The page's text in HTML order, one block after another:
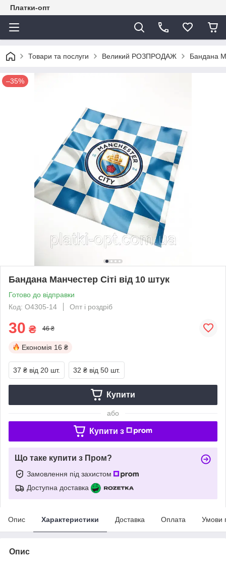
Платки-опт
Товари та послуги Великий РОЗПРОДАЖ Бандана
–35%
Бандана Манчестер Сіті від 10 штук
Готово до відправки
Код: О4305-14
Опт і роздріб
30 ₴ 46 ₴
Економія 16 ₴
37 ₴ від 20 шт. 32 ₴ від 50 шт.
Купити
або
Купити з
Що таке купити з Пром?
Замовлення під захистом
Доступна доставка
Опис Характеристики Доставка Оплата Умови
Опис